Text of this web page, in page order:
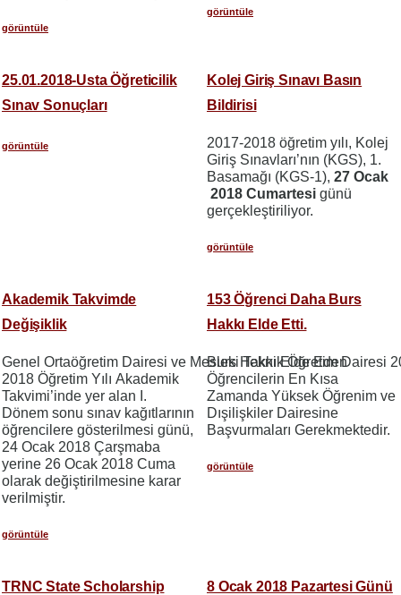
görüntüle
görüntüle
25.01.2018-Usta Öğreticilik
Sınav Sonuçları
görüntüle
Kolej Giriş Sınavı Basın
Bildirisi
2017-2018 öğretim yılı, Kolej
Giriş Sınavları’nın (KGS), 1.
Basamağı (KGS-1), 27 Ocak
2018 Cumartesi günü
gerçekleştiriliyor.
görüntüle
Akademik Takvimde
Değişiklik
Genel Ortaöğretim Dairesi ve Mesleki Teknik Öğretim Dairesi
2018 Öğretim Yılı Akademik
Takvimi’inde yer alan I.
Dönem sonu sınav kağıtlarının
öğrencilere gösterilmesi günü,
24 Ocak 2018 Çarşmaba
yerine 26 Ocak 2018 Cuma
olarak değiştirilmesine karar
verilmiştir.
görüntüle
153 Öğrenci Daha Burs
Hakkı Elde Etti.
Burs Hakkı Elde Eden
Öğrencilerin En Kısa
Zamanda Yüksek Öğrenim ve
Dışilişkiler Dairesine
Başvurmaları Gerekmektedir.
görüntüle
TRNC State Scholarship
8 Ocak 2018 Pazartesi Günü